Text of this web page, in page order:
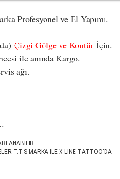
Profesyonel ve El Yapımı.
Çizgi Gölge ve Kontür İçin.
ile anında Kargo.
ağı.
T.T.S MARKA İLE X LINE TATTOO'DA